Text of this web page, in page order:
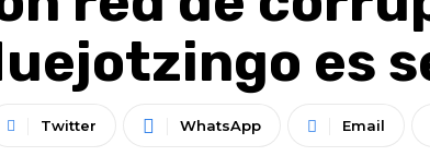
es
Twitter WhatsApp Email